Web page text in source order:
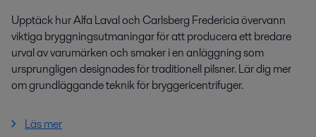
Upptäck hur Alfa Laval och Carlsberg Fredericia övervann
viktiga bryggningsutmaningar för att producera ett bredare
urval av varumärken och smaker i en anläggning som
ursprungligen designades för traditionell pilsner. Lär dig mer
om grundläggande teknik för bryggericentrifuger.
Läs mer